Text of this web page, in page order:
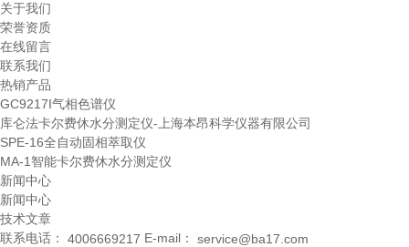
关于我们
荣誉资质
在线留言
联系我们
热销产品
GC9217I气相色谱仪
库仑法卡尔费休水分测定仪-上海本昂科学仪器有限公司
SPE-16全自动固相萃取仪
MA-1智能卡尔费休水分测定仪
新闻中心
新闻中心
技术文章
联系电话：
4006669217 E-mail： service@ba17.com